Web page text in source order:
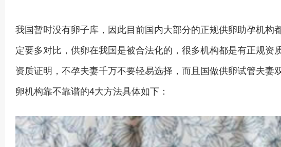
我国暂时没有卵子库，因此目前国内大部分的正规供卵助孕机
定要多对比，供卵在我国是被合法化的，很多机构都是有正规
资质证明，不孕夫妻千万不要轻易选择，而且国做供卵试管夫妻
卵机构靠不靠谱的4大方法具体如下：